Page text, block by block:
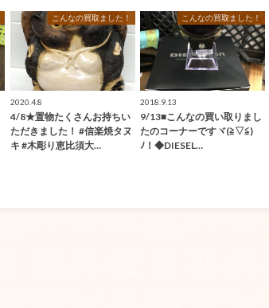
こんなの買取ました！
2020.4.8
4/8★置物たくさんお持ちい
ただきました！ #信楽焼タヌ
キ #木彫り恵比須大…
こんなの買取ました！
2018.9.13
9/13■こんなの買い取りまし
たのコーナーですヾ(≧▽≦)
ﾉ！◆DIESEL…